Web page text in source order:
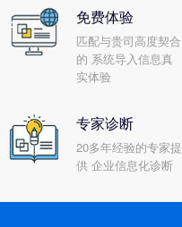
免费体验
匹配与贵司高度契合
的 系统导入信息真
实体验
专家诊断
20多年经验的专家提
供 企业信息化诊断